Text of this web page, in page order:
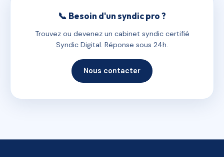
📞 Besoin d'un syndic pro ?
Trouvez ou devenez un cabinet syndic certifié
Syndic Digital. Réponse sous 24h.
Nous contacter